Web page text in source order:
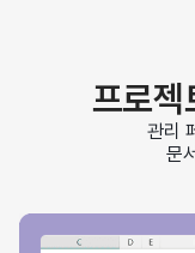
프로젝
관리
문